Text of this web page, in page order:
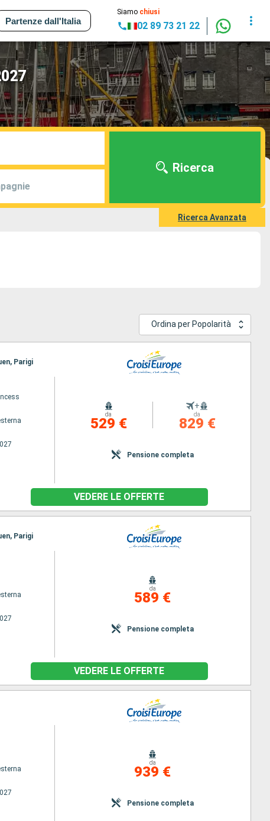
Partenze dall'Italia
Siamo chiusi
02 89 73 21 22
Ricerca
Ricerca Avanzata
Ordina per Popolarità
Parigi
da
529 €
+
da
829 €
Pensione completa
VEDERE LE OFFERTE
Parigi
da
589 €
Pensione completa
VEDERE LE OFFERTE
da
939 €
Pensione completa